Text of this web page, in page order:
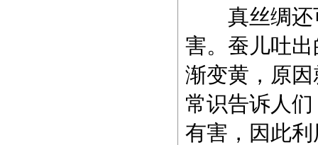
真丝绸还
害。蚕儿吐
渐变黄，原
常识告诉人
有害，因此